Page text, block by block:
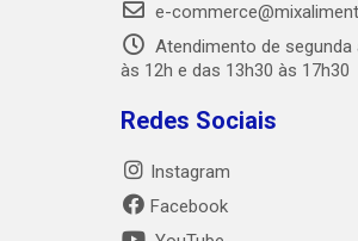
e-
Atendimento de
às 12h e das 13h30 às 17h30
Redes Sociais
Instagram
Facebook